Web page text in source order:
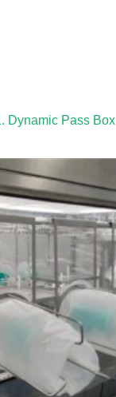
Dynamic Pass Box